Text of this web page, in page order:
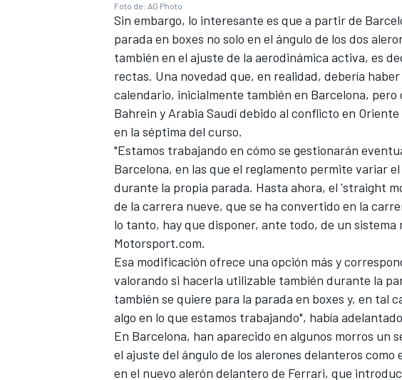
Foto de: AG Photo
Sin embargo, lo interesante es que a partir de
parada en boxes no solo en el ángulo de los dos
también en el ajuste de la aerodinámica activa, es
rectas. Una novedad que, en realidad, debería
calendario, inicialmente también en Barcelona, pero
Bahrein y Arabia Saudí debido al conflicto en Oriente
en la séptima del curso.
"Estamos trabajando en cómo se gestionarán
Barcelona, en las que el reglamento permite variar
durante la propia parada. Hasta ahora, el 'straight
de la carrera nueve, que se ha convertido en la
lo tanto, hay que disponer, ante todo, de un
Motorsport.com.
Esa modificación ofrece una opción más y
valorando si hacerla utilizable también durante la
también se quiere para la parada en boxes y, en tal
algo en lo que estamos trabajando", había
En Barcelona, han aparecido en algunos morros
el ajuste del ángulo de los alerones delanteros
en el nuevo alerón delantero de Ferrari, que